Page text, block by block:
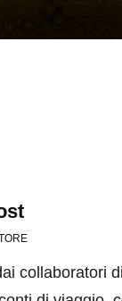
collaboratori